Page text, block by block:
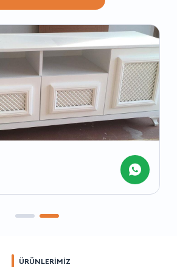
ÜRÜNLERİMİZ